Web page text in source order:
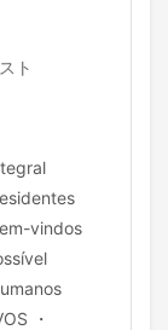
ト
vindos
・